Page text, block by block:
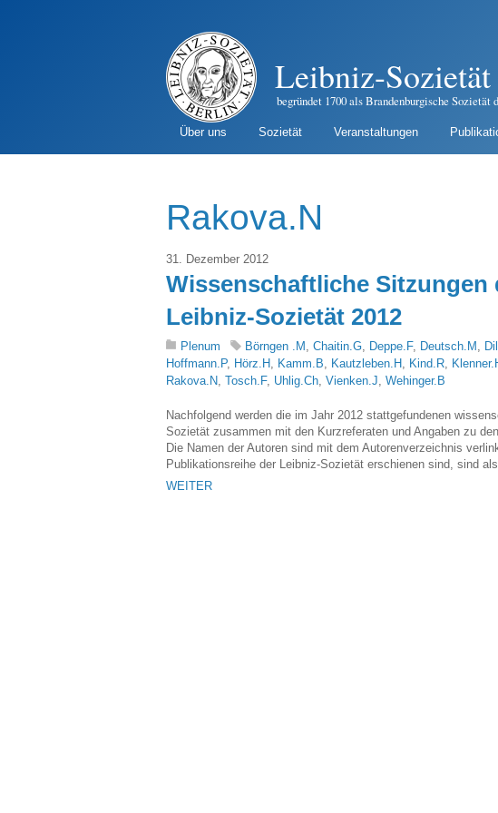
Leibniz-
begründet 1700 als Brandenburgische Sozietät
Über uns Sozietät Veranstaltungen
Rakova.N
31. Dezember 2012
Wissenschaftliche Sitzungen
Leibniz-Sozietät 2012
Plenum Börngen .M Chaitin.G Deppe.F, Deutsch.M
Hoffmann.P, Hörz.H Kamm.B Kautzleben.H Kind.R
Rakova.N Tosch.F, Uhlig.Ch Vienken.J Wehinger.B
Nachfolgend werden die im Jahr 2012 stattgefundenen
Sozietät zusammen mit den Kurzreferaten und Angaben zu
Die Namen der Autoren sind mit dem Autorenverzeichnis
Publikationsreihe der Leibniz-Sozietät erschienen sind, sind
WEITER